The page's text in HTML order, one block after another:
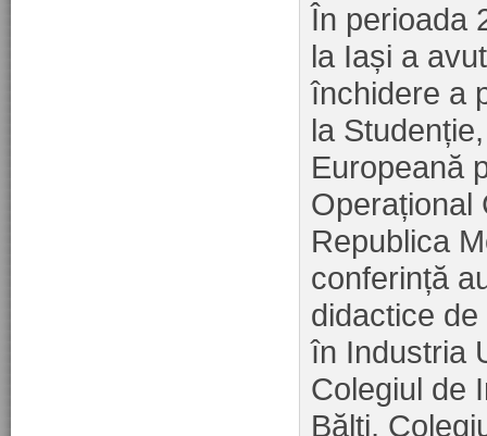
În perioada
la Iași a
închidere a
la
Europeană
Operațional
Republica
conferință
didactice
în Industria
Colegiul de
Bălți,